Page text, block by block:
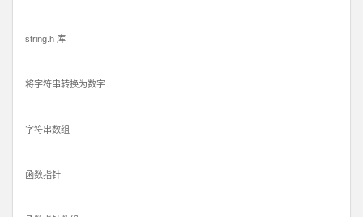
string.h 库
将字符串转换为数字
字符串数组
函数指针